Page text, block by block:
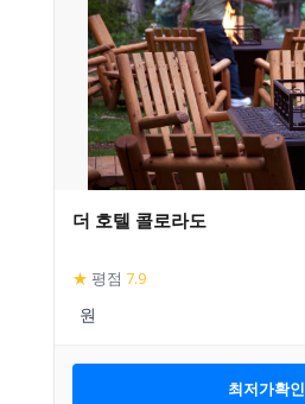
더 호텔 콜로라도
★ 평점 7.9
최저가확인